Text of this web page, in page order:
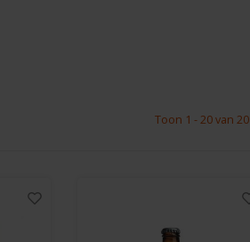
Toon 1 - 20 van 20